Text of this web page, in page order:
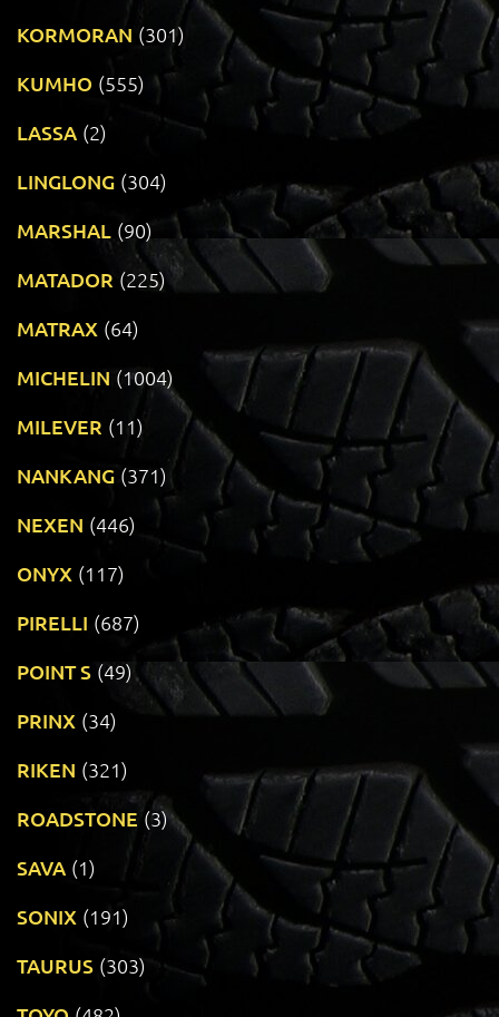
KORMORAN (301)
KUMHO (555)
LASSA (2)
LINGLONG (304)
MARSHAL (90)
MATADOR (225)
MATRAX (64)
MICHELIN (1004)
MILEVER (11)
NANKANG (371)
NEXEN (446)
ONYX (117)
PIRELLI (687)
POINT S (49)
PRINX (34)
RIKEN (321)
ROADSTONE (3)
SAVA (1)
SONIX (191)
TAURUS (303)